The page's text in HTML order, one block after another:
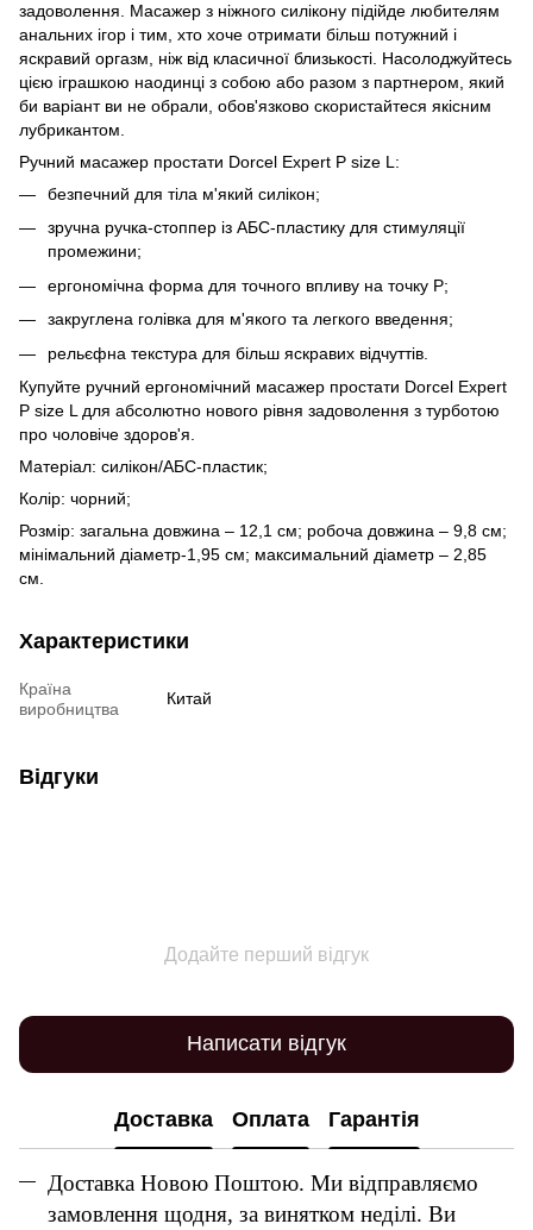
задоволення. Масажер з ніжного силікону підійде любителям
анальних ігор і тим, хто хоче отримати більш потужний і
яскравий оргазм, ніж від класичної близькості. Насолоджуйтесь
цією іграшкою наодинці з собою або разом з партнером, який
би варіант ви не обрали, обов'язково скористайтеся якісним
лубрикантом.
Ручний масажер простати Dorcel Expert P size L:
безпечний для тіла м'який силікон;
зручна ручка-стоппер із АБС-пластику для стимуляції
промежини;
ергономічна форма для точного впливу на точку P;
закруглена голівка для м'якого та легкого введення;
рельєфна текстура для більш яскравих відчуттів.
Купуйте ручний ергономічний масажер простати Dorcel Expert
P size L для абсолютно нового рівня задоволення з турботою
про чоловіче здоров'я.
Матеріал: силікон/АБС-пластик;
Колір: чорний;
Розмір: загальна довжина – 12,1 см; робоча довжина – 9,8 см;
мінімальний діаметр-1,95 см; максимальний діаметр – 2,85
см.
Характеристики
Країна
виробництва
Китай
Відгуки
Додайте перший відгук
Написати відгук
Доставка Оплата Гарантія
Доставка Новою Поштою. Ми відправляємо
замовлення щодня, за винятком неділі. Ви